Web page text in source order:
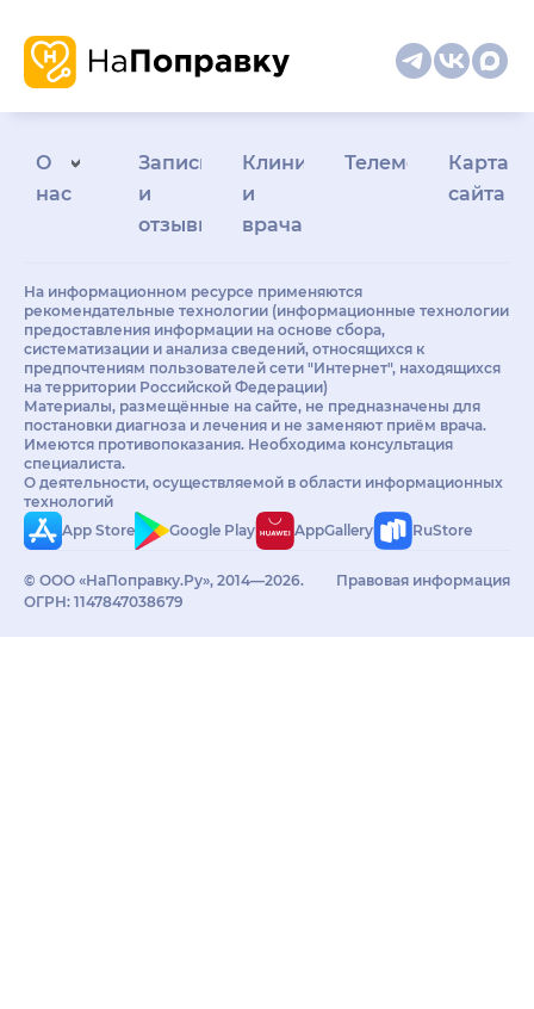
О
нас
Запись
и
отзывы
Клиникам
и
врачам
Телемедицина
Карта
сайта
На информационном ресурсе применяются
рекомендательные технологии (информационные технологии
предоставления информации на основе сбора,
систематизации и анализа сведений, относящихся к
предпочтениям пользователей сети "Интернет", находящихся
на территории Российской Федерации)
Материалы, размещённые на сайте, не предназначены для
постановки диагноза и лечения и не заменяют приём врача.
Имеются противопоказания. Необходима консультация
специалиста.
О деятельности, осуществляемой в области информационных
технологий
App Store
Google Play AppGallery RuStore
© ООО «НаПоправку.Ру», 2014—2026.
ОГРН: 1147847038679
Правовая информация